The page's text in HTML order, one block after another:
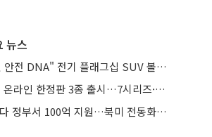
뉴스
"전동화에도 입힌 안전 DNA" 전기 플래그십 SUV 볼보 'EX90'
BMW코리아, 8월 온라인 한정판 3종 출시…7시리즈·X7·M340i 투어링
한온시스템, 캐나다 정부서 100억 지원…북미 전동화 시장 가속